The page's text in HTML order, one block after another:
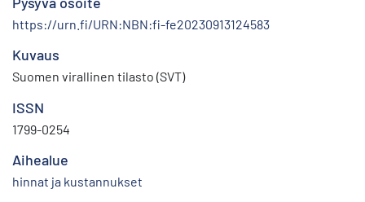
https://urn.fi/URN:NBN:fi-fe20230913124583
Kuvaus
Suomen virallinen tilasto (SVT)
ISSN
1799-0254
Aihealue
hinnat ja kustannukset